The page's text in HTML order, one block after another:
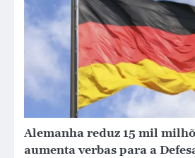
Alemanha reduz 15 mil
aumenta verbas para a